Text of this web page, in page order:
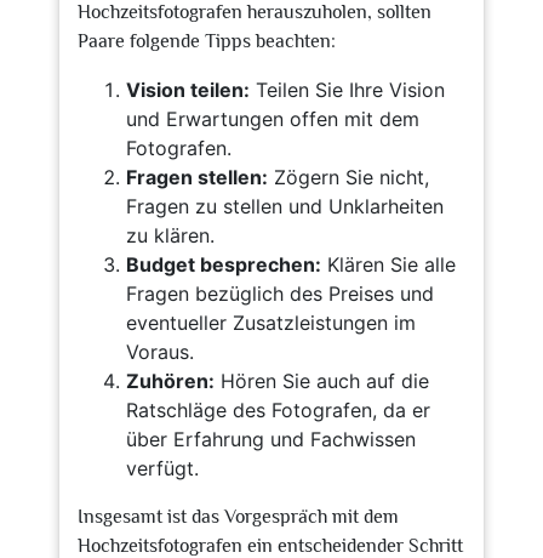
Hochzeitsfotografen herauszuholen, sollten
Paare folgende Tipps beachten:
Vision teilen: Teilen Sie Ihre Vision
und Erwartungen offen mit dem
Fotografen.
Fragen stellen: Zögern Sie nicht,
Fragen zu stellen und Unklarheiten
zu klären.
Budget besprechen: Klären Sie alle
Fragen bezüglich des Preises und
eventueller Zusatzleistungen im
Voraus.
Zuhören: Hören Sie auch auf die
Ratschläge des Fotografen, da er
über Erfahrung und Fachwissen
verfügt.
Insgesamt ist das Vorgespräch mit dem
Hochzeitsfotografen ein entscheidender Schritt